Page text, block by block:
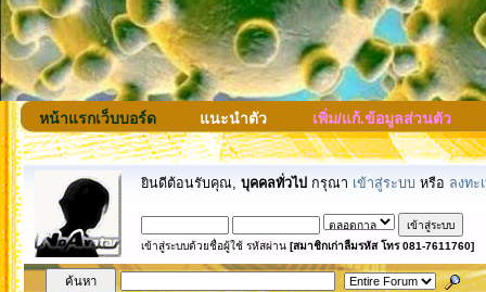
หน้าแรกเว็บบอร์ด แนะนำตัว เพิ่ม/แก้.ข้อมูลส่วนตัว
ยินดีต้อนรับคุณ, บุคคลทั่วไป กรุณา เข้าสู่ระบบ หรือ ลงทะ
เข้าสู่ระบบด้วยชื่อผู้ใช้ รหัสผ่าน [สมาชิกเก่าลืมรหัส โทร 081-7611760]